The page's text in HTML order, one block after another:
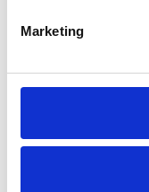
Marketing
buitengebruiken
kies je voor een
steigeronderdelen zijn